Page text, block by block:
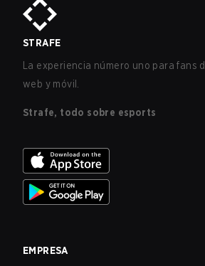
STRAFE
La experiencia número uno para fans
web y móvil.
Strafe, todo sobre esports
EMPRESA